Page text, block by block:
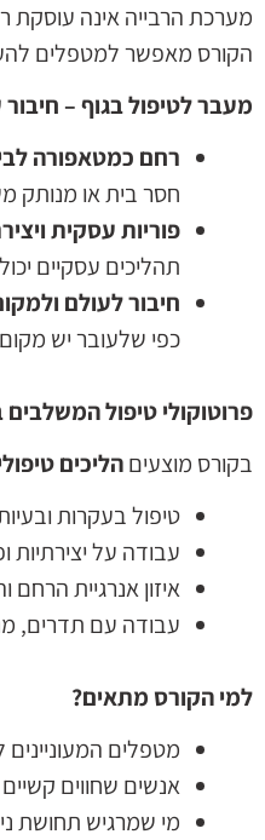
מערכת הרבייה אינה עוסקת
הקורס מאפשר למטפלים
מעבר לטיפול בגוף –
רחם כמטאפורה
חסר בית או מנותק
פוריות עסקית
תהליכים עסקיים
חיבור לעולם
כפי שלעובר יש
פרוטוקולי טיפול המשלבים
בקורס מוצעיםהליכים
טיפול בעקרות
עבודה על יצירתיות
איזון אנרגיית הרחם
עבודה עם תדרים,
למי הקורס מתאים?
מטפלים
אנשים שחווים קשיים
מי שמרגיש תחושת